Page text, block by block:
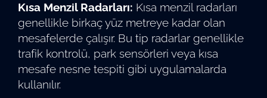
Kısa Menzil Radarları: Kısa menzil radarları
genellikle birkaç yüz metreye kadar olan
mesafelerde çalışır. Bu tip radarlar genellikle
trafik kontrolü, park sensörleri veya kısa
mesafe nesne tespiti gibi uygulamalarda
kullanılır.